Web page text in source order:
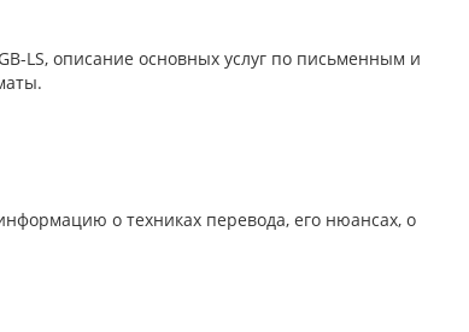
LS, описание основных услуг по письменным и
о техниках перевода, его нюансах, о